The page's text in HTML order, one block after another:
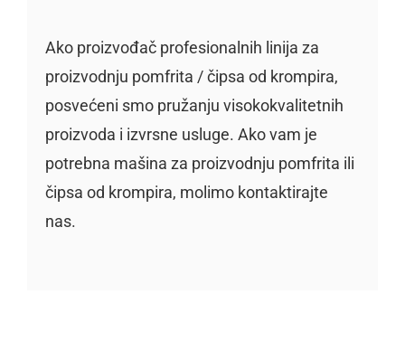
Ako proizvođač profesionalnih linija za
proizvodnju pomfrita / čipsa od krompira,
posvećeni smo pružanju visokokvalitetnih
proizvoda i izvrsne usluge. Ako vam je
potrebna mašina za proizvodnju pomfrita ili
čipsa od krompira, molimo kontaktirajte
nas.